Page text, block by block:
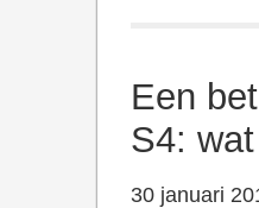
Een
S4:
30 januari